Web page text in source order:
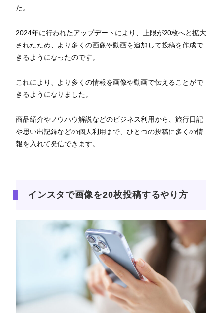
た。
2024年に行われたアップデートにより、上限が20枚へと拡大
されたため、より多くの画像や動画を追加して投稿を作成で
きるようになったのです。
これにより、より多くの情報を画像や動画で伝えることがで
きるようになりました。
商品紹介やノウハウ解説などのビジネス利用から、旅行日記
や思い出記録などの個人利用まで、ひとつの投稿に多くの情
報を入れて発信できます。
インスタで画像を20枚投稿するやり方